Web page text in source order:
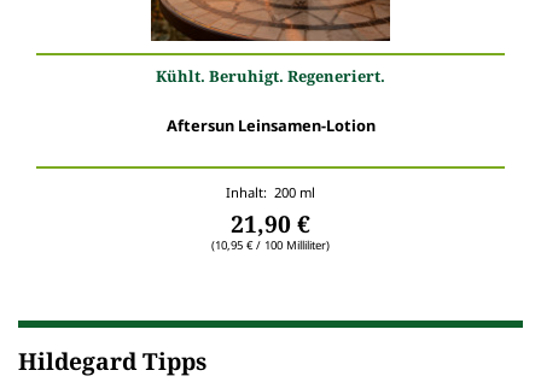
Kühlt. Beruhigt. Regeneriert.
Aftersun Leinsamen-Lotion
Inhalt: 200 ml
21,90 €
(10,95 € / 100 Milliliter)
Hildegard Tipps